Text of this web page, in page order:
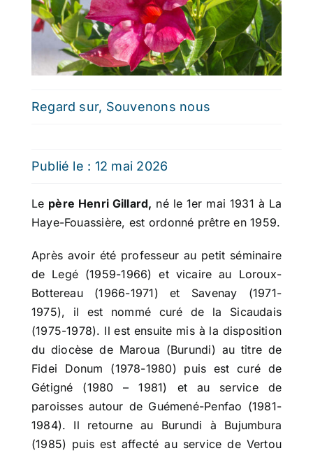
Regard sur, Souvenons nous
Publié le : 12 mai 2026
Le père Henri Gillard, né le 1er mai 1931 à La
Haye-Fouassière, est ordonné prêtre en 1959.
Après avoir été professeur au petit séminaire
de Legé (1959-1966) et vicaire au Loroux-
Bottereau (1966-1971) et Savenay (1971-
1975), il est nommé curé de la Sicaudais
(1975-1978). Il est ensuite mis à la disposition
du diocèse de Maroua (Burundi) au titre de
Fidei Donum (1978-1980) puis est curé de
Gétigné (1980 – 1981) et au service de
paroisses autour de Guémené-Penfao (1981-
1984). Il retourne au Burundi à Bujumbura
(1985) puis est affecté au service de Vertou